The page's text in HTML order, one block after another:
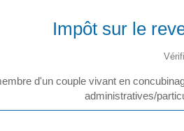
Impôt sur le
d'un couple vivant en
administratives/